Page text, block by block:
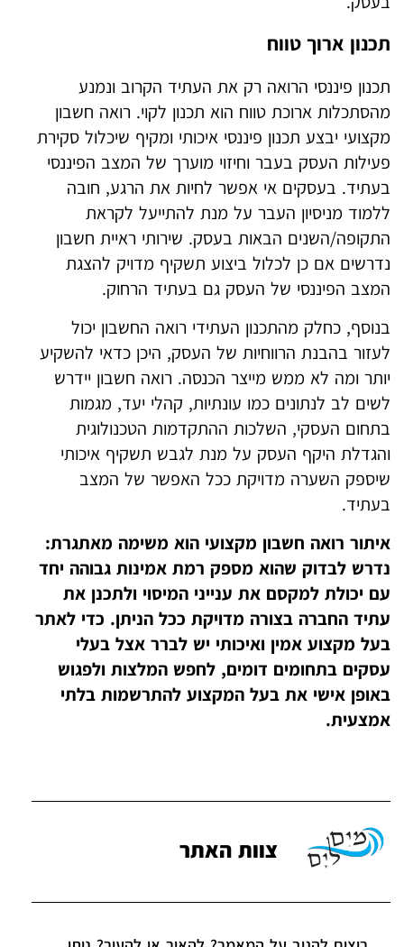
תכנון ארוך טווח
תכנון פיננסי הרואה רק את העתיד הקרוב ונמנע
מהסתכלות ארוכת טווח הוא תכנון לקוי. רואה חשבון
מקצועי יבצע תכנון פיננסי איכותי ומקיף שיכלול סקירת
פעילות העסק בעבר וחיזוי מוערך של המצב הפיננסי
בעתיד. בעסקים אי אפשר לחיות את הרגע, חובה
ללמוד מניסיון העבר על מנת להתייעל לקראת
התקופה/השנים הבאות בעסק. שירותי ראיית חשבון
נדרשים אם כן לכלול ביצוע תשקיף מדויק להצגת
המצב הפיננסי של העסק גם בעתיד הרחוק.
בנוסף, כחלק מהתכנון העתידי רואה החשבון יכול
לעזור בהבנת הרווחיות של העסק, היכן כדאי להשקיע
יותר ומה לא ממש מייצר הכנסה. רואה חשבון יידרש
לשים לב לנתונים כמו עונתיות, קהלי יעד, מגמות
בתחום העסקי, השלכות ההתקדמות הטכנולוגית
והגדלת היקף העסק על מנת לגבש תשקיף איכותי
שיספק השערה מדויקת ככל האפשר של המצב
בעתיד.
איתור רואה חשבון מקצועי הוא משימה מאתגרת:
נדרש לבדוק שהוא מספק רמת אמינות גבוהה יחד
עם יכולת למקסם את ענייני המיסוי ולתכנן את
עתיד החברה בצורה מדויקת ככל הניתן. כדי לאתר
בעל מקצוע אמין ואיכותי יש לברר אצל בעלי
עסקים בתחומים דומים, לחפש המלצות ולפגוש
באופן אישי את בעל המקצוע להתרשמות בלתי
אמצעית.
צוות האתר